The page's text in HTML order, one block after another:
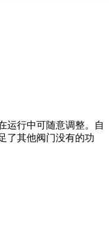
运行中可随意调整。自
了其他阀门没有的功